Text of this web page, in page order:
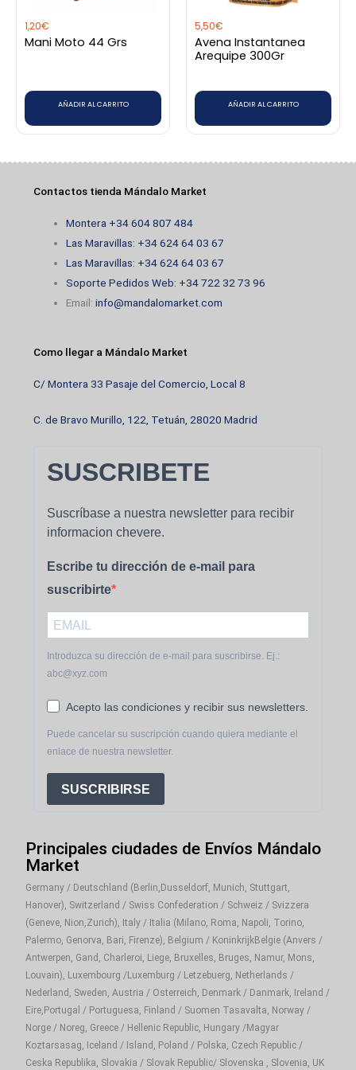
1,20€
Mani Moto 44 Grs
AÑADIR AL CARRITO
5,50€
Avena Instantanea
Arequipe 300Gr
AÑADIR AL CARRITO
Contactos tienda Mándalo Market
Montera +34 604 807 484
Las Maravillas: +34 624 64 03 67
Las Maravillas: +34 624 64 03 67
Soporte Pedidos Web: +34 722 32 73 96
Email:info@mandalomarket.com
Como llegar a Mándalo Market
C/ Montera 33 Pasaje del Comercio, Local 8
C. de Bravo Murillo, 122, Tetuán, 28020 Madrid
SUSCRIBETE
Suscríbase a nuestra newsletter para recibir
informacion chevere.
Escribe tu dirección de e-mail para
suscribirte
Introduzca su dirección de e-mail para suscribirse. Ej.:
abc@xyz.com
Acepto las condiciones y recibir sus newsletters.
Puede cancelar su suscripción cuando quiera mediante el
enlace de nuestra newsletter.
SUSCRIBIRSE
Principales ciudades de Envíos Mándalo
Market
Germany / Deutschland (Berlin,Dusseldorf, Munich, Stuttgart,
Hanover), Switzerland / Swiss Confederation / Schweiz / Svizzera
(Geneve, Nion,Zurich), Italy / Italia (Milano, Roma, Napoli, Torino,
Palermo, Genorva, Bari, Firenze), Belgium / KoninkrijkBelgie (Anvers /
Antwerpen, Gand, Charleroi, Liege, Bruxelles, Bruges, Namur, Mons,
Louvain), Luxembourg /Luxemburg / Letzebuerg, Netherlands /
Nederland, Sweden, Austria / Osterreich, Denmark / Danmark, Ireland /
Eire,Portugal / Portuguesa, Finland / Suomen Tasavalta, Norway /
Norge / Noreg, Greece / Hellenic Republic, Hungary /Magyar
Koztarsasag, Iceland / Island, Poland / Polska, Czech Republic /
Ceska Republika, Slovakia / Slovak Republic/ Slovenska , Slovenia, UK